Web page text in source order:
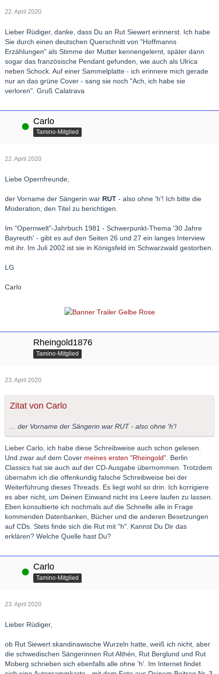
22. April 2020
Lieber Rüdiger, danke, dass Du an Rut Siewert erinnerst. Ich habe
Sie durch einen deutschen Querschnitt von "Hoffmanns
Erzählungen" als Stimme der Mutter kennengelernt, später dann
sogar das französische Pendant gefunden, wie auch als Ulrica
neben Schock. Auf einer Sammelplatte - ich erinnere mich gerade
nur an das grüne Cover - sang sie noch "Ach, ich habe sie
verloren". Gruß Calatrava
Online Carlo
Tamino-Mitglied
22. April 2020
Liebe Opernfreunde,
der Vorname der Sängerin war RUT - also ohne 'h'! Ich bitte die
Moderation, den Titel zu berichtigen.
Im "Opernwelt"-Jahrbuch 1981 - Schwerpunkt-Thema '30 Jahre
Bayreuth' - gibt es auf den Seiten 26 und 27 ein langes Interview
mit ihr. Im Juli 2002 ist sie in Königsfeld im Schwarzwald gestorben.
LG
Carlo
Rheingold1876
Tamino-Mitglied
23. April 2020
Zitat von Carlo
... der Vorname der Sängerin war RUT - also ohne 'h'!
Lieber Carlo, ich habe diese Schreibweise auch schon gelesen.
Und zwar auf dem Cover meines ersten "Rheingold" . Berlin
Classics hat sie auch auf der CD-Ausgabe übernommen. Trotzdem
übernahm ich die offenkundig falsche Schreibweise bei der
Weiterführung dieses Threads. Es liegt wohl so drin. Ich korrigiere
es aber nicht, um Deinen Einwand nicht ins Leere laufen zu lassen.
Eben konsultierte ich nochmals auf die Schnelle alle in Frage
kommenden Datenbanken, Bücher und die anderen Besetzungen
auf CDs. Stets finde sich die Rut mit "h". Kannst Du Dir das
erklären? Welche Quelle hast Du?
Online Carlo
Tamino-Mitglied
23. April 2020
Lieber Rüdiger,
ob Rut Siewert skandinawische Wurzeln hatte, weiß ich nicht, aber
die schwedischen Sängerinnen Rut Althén, Rut Berglund und Rut
Moberg schrieben sich ebenfalls alle ohne 'h'. Im Internet findet